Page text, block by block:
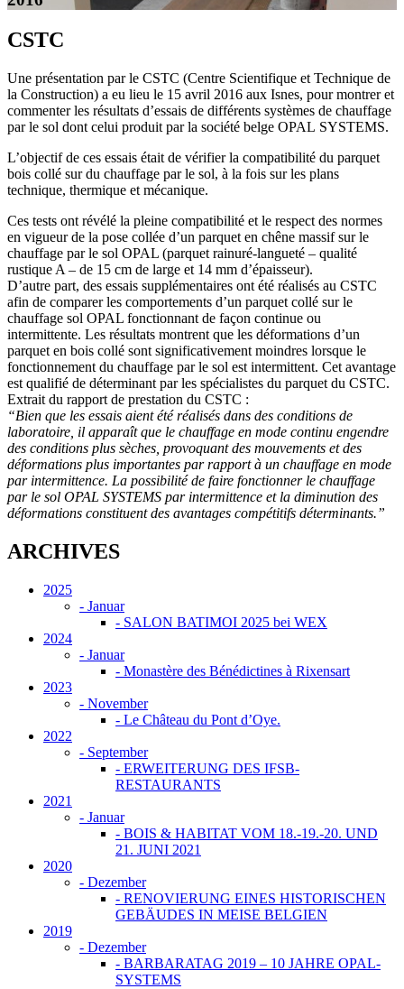
CSTC
Une présentation par le CSTC (Centre Scientifique et Technique de
la Construction) a eu lieu le 15 avril 2016 aux Isnes, pour montrer et
commenter les résultats d’essais de différents systèmes de chauffage
par le sol dont celui produit par la société belge OPAL SYSTEMS.
L’objectif de ces essais était de vérifier la compatibilité du parquet
bois collé sur du chauffage par le sol, à la fois sur les plans
technique, thermique et mécanique.
Ces tests ont révélé la pleine compatibilité et le respect des normes
en vigueur de la pose collée d’un parquet en chêne massif sur le
chauffage par le sol OPAL (parquet rainuré-langueté – qualité
rustique A – de 15 cm de large et 14 mm d’épaisseur).
D’autre part, des essais supplémentaires ont été réalisés au CSTC
afin de comparer les comportements d’un parquet collé sur le
chauffage sol OPAL fonctionnant de façon continue ou
intermittente. Les résultats montrent que les déformations d’un
parquet en bois collé sont significativement moindres lorsque le
fonctionnement du chauffage par le sol est intermittent. Cet avantage
est qualifié de déterminant par les spécialistes du parquet du CSTC.
Extrait du rapport de prestation du CSTC :
“Bien que les essais aient été réalisés dans des conditions de
laboratoire, il apparaît que le chauffage en mode continu engendre
des conditions plus sèches, provoquant des mouvements et des
déformations plus importantes par rapport à un chauffage en mode
par intermittence. La possibilité de faire fonctionner le chauffage
par le sol OPAL SYSTEMS par intermittence et la diminution des
déformations constituent des avantages compétitifs déterminants.”
ARCHIVES
2025
- Januar
- SALON BATIMOI 2025 bei WEX
2024
- Januar
- Monastère des Bénédictines à Rixensart
2023
- November
- Le Château du Pont d’Oye.
2022
- September
- ERWEITERUNG DES IFSB-
RESTAURANTS
2021
- Januar
- BOIS & HABITAT VOM 18.-19.-20. UND
21. JUNI 2021
2020
- Dezember
- RENOVIERUNG EINES HISTORISCHEN
GEBÄUDES IN MEISE BELGIEN
2019
- Dezember
- BARBARATAG 2019 – 10 JAHRE OPAL-
SYSTEMS